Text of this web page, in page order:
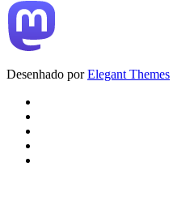
Desenhado porElegant Themes